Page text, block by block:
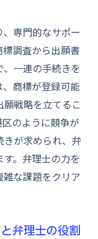
るための弁理
関連性
割と価値
ぐ弁理士の力
体的な役割
護と弁理士
士のサポー
専門的なサポー
調査から出願書
一連の手続きを
商標が登録可能
戦略を立てるこ
のように競争が
きが求められ、弁
。弁理士の力を
な課題をクリア
弁理士の役割